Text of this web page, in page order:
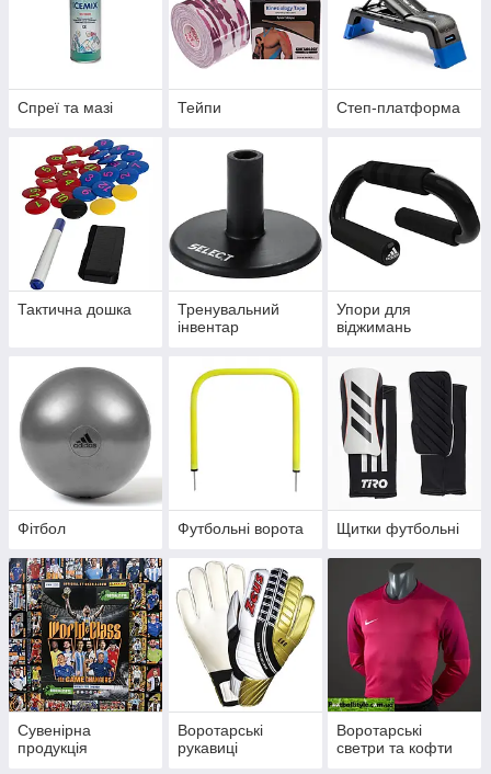
Спреї та мазі Тейпи Степ-платформа
Тактична дошка
Тренувальний
інвентар
Упори для
віджимань
Фітбол Футбольні ворота Щитки футбольні
Сувенірна
продукція
Воротарські
рукавиці
Воротарські
светри та кофти